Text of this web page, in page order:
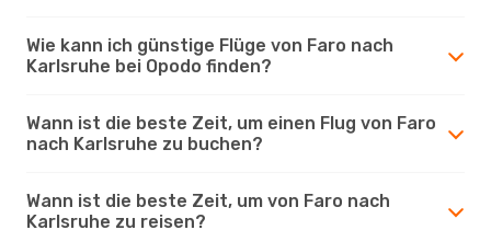
Wie kann ich günstige Flüge von Faro nach
Karlsruhe bei Opodo finden?
Wann ist die beste Zeit, um einen Flug von Faro
nach Karlsruhe zu buchen?
Wann ist die beste Zeit, um von Faro nach
Karlsruhe zu reisen?